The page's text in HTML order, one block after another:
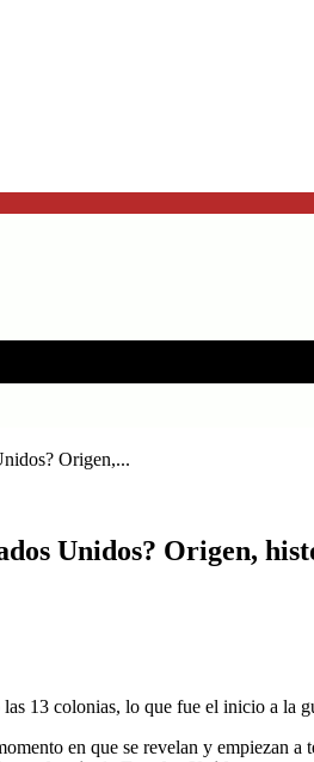
Origen,...
Unidos? Origen,
13 colonias, lo que fue el inicio a la
en que se revelan y empiezan